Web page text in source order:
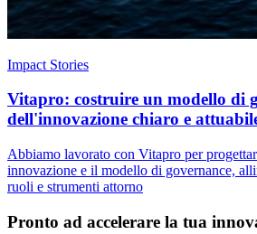
Impact Stories
Vitapro: costruire un modello di
dell'innovazione chiaro e
Abbiamo lavorato con Vitapro per
innovazione e il modello di governance,
ruoli e strumenti attorno
Pronto ad accelerare la tua